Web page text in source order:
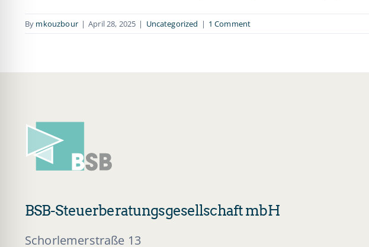
By mkouzbour | April 28, 2025 | Uncategorized | 1 Comment
BSB-Steuerberatungsgesellschaft mbH
Schorlemerstraße 13